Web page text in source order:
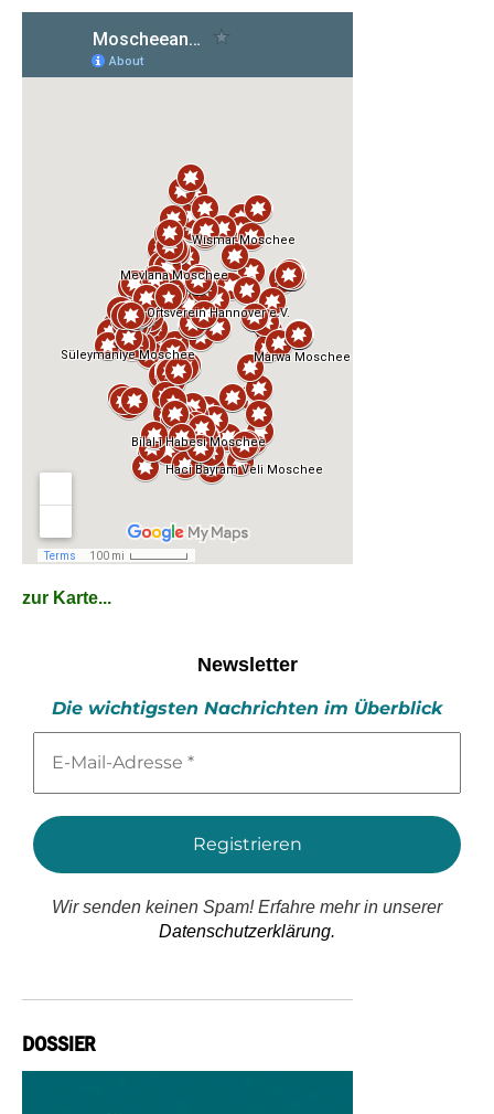
zur Karte...
Newsletter
Die wichtigsten Nachrichten im Überblick
Mail-
*
Wir senden keinen Spam! Erfahre mehr in unserer
Datenschutzerklärung.
DOSSIER